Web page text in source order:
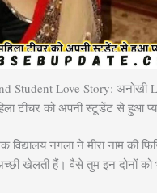
Student Love Story: अनोखी
टीचर को अपनी स्टूडेंट से हुआ
नगला ने मीरा नाम की
खेलती हैं। वैसे तुम इन दोनों को